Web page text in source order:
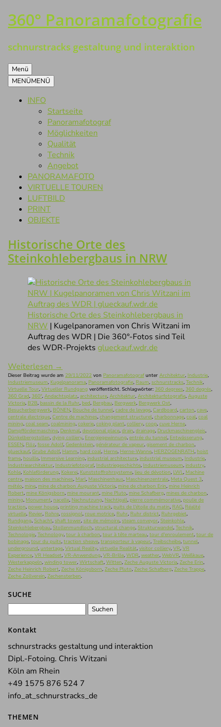
Zum
Inhalt
360° Panoramafotografie
schnurstracks gestaltung und interaktion
Menü
MENÜMENÜ
INFO
Startseite
Panoramafotograf
Möglichkeiten
Qualität
Technik
Angebot
PANORAMAFOTO
VIRTUELLE TOUREN
LUFTBILD
PRINT
OBJEKTE
Historische Orte des
Steinkohlebergbaus in NRW
Historische Orte des Steinkohlebergbaus in
NRW | Kugelpanoramen von Chris Witzani im
Auftrag des WDR | Die 360°-Fotos sind Teil
des WDR-Projekts glueckauf.wdr.de
Weiterlesen →
Dieser Beitrag wurde am 29/11/2022 von Panoramafotografunter Architektur, Industrie,
Industriemuseum, Kugelpanorama, Panoramafotografie, Raum, schnurstracks, Technik,
Virtuelle Tour, Virtueller Rundgang veröffentlicht. Schlagwörter: 360 degrees, 360 degrés,
360 Grad, 360°, Andachtsplatz, architecture, Architektur, Architekturfotografie, Auguste
Victoria, B2B, bassin de la Ruhr, bed, Bergbau, Bergwerk, Bergwerk Ost,
Besucherbergwerk, BÖNEN, Bouche de tunnel, cadre de levage, Cardboard, carton, cave,
centrale électrique, Centre de machines, changement structurel, charbonnage, coal, coal
mining, coal seam, coalmining, cokerie, coking plant, colliery, coop, cuve Herne,
Dampffördermaschine, Denkmal, devotional place, drain, drainage, Druckmaschinengleis,
Dünkelbergstollen, dying colliery, Energiegewinnung, entrée du tunnel, Entwässerung,
ESSEN, Flöz, fosse Adolf, Gedenkstein, générateur de vapeur, gisement de charbon,
glueckauf, Grube Adolf, Hamm, hard coal, Herne, Herne-Wanne, HERZOGENRATH, hoist
frame, houille, Immersive Learning, industrial architecture, industrial museum, Industrie,
Industriearchitektur, Industriefotograf, Industriegeschichte, Industriemuseum, industry,
Kohle, Kohleförderung, Kokerei, Kunststoffrohrsysteme, lieu de dévotion, LWL, Machine
centre, maison des machines, Marl, Maschinenhaus, Maschinenzentrale, Meta Quest 3,
météo, mine, mine de charbon Auguste Victoria, mine de charbon Erin, mine Heinrich
Robert, mine Königsborn, mine mourant, mine Pluto, mine Schafberg, mines de charbon,
mining, Monument, nacelle, Nachnutzung, Nachtigall, pierre commémorative, poulie de
traction, power house, printing machine track, puits de l'étoile du matin, RAG, Réalité
virtuelle, Revier, Rohre, rossignol, roue motrice, Ruhr, Ruhr district, Ruhrgebiet,
Rundgang, Schacht, shaft tower, site de mémoire, steam conveyor, Steinkohle,
Steinkohlebergbau, Stollenmundloch, structural change, Strukturwandel, Technik,
Technologie, Technology, tour à charbon, tour à tête marteau, tour d'enroulement, tour de
bobinage, tour du puits, traction sheave, transporteur à vapeur, Treibscheibe, tunnel,
underground, untertage, Virtual Reality, virtuelle Realität, visitor colliery, VR, VR
Experience, VR Headset, VR-Anwendung, VR-Brille, WDR, weather, WebVR, Weißkaue,
Westerkappeln, winding tower, Wirtschaft, Witten, Zeche Auguste Victoria, Zeche Erin,
Zeche Heinrich Robert, Zeche Königsborn, Zeche Pluto, Zeche Schafberg, Zeche Trappe,
Zeche Zollverein, Zechensterben.
SUCHE
Kontakt
schnurstracks gestaltung und interaktion
Dipl.-Fotoing. Chris Witzani
Köln am Rhein
+49 1575 876 524 7
info_at_schnurstracks_de
THEMEN